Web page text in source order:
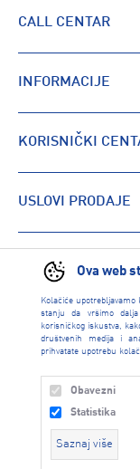
Ova web
Kolačiće
stanju da vršimo dalja
korisničkog iskustva,
društvenih medija i
prihvatate upotrebu
Obavezni
Statistika
Saznaj više
CALL CENTAR
INFORMACIJE
KORISNIČKI
USLOVI PRODAJE
PRONAĐI RADNJU